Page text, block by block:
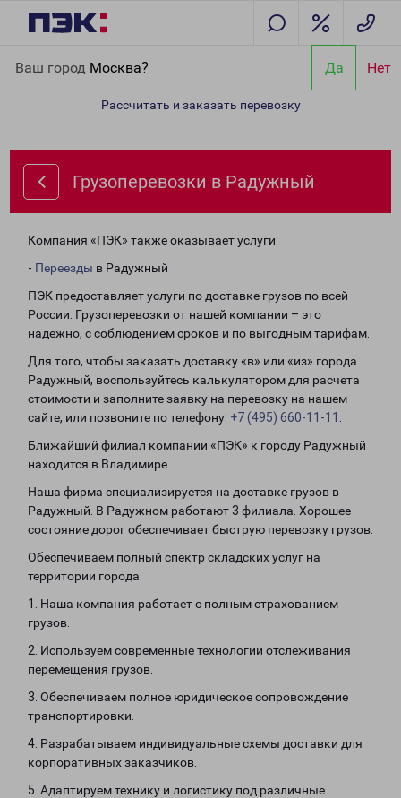
Ваш город Москва? Да Нет
Рассчитать и заказать перевозку
Грузоперевозки в Радужный
Компания «ПЭК» также оказывает услуги:
- Переезды в Радужный
ПЭК предоставляет услуги по доставке грузов по всей
России. Грузоперевозки от нашей компании – это
надежно, с соблюдением сроков и по выгодным тарифам.
Для того, чтобы заказать доставку «в» или «из» города
Радужный, воспользуйтесь калькулятором для расчета
стоимости и заполните заявку на перевозку на нашем
сайте, или позвоните по телефону: +7 (495) 660-11-11
Ближайший филиал компании «ПЭК» к городу Радужный
находится в Владимире.
Наша фирма специализируется на доставке грузов в
Радужный. В Радужном работают 3 филиала. Хорошее
состояние дорог обеспечивает быструю перевозку грузов.
Обеспечиваем полный спектр складских услуг на
территории города.
1. Наша компания работает с полным страхованием
грузов.
2. Используем современные технологии отслеживания
перемещения грузов.
3. Обеспечиваем полное юридическое сопровождение
транспортировки.
4. Разрабатываем индивидуальные схемы доставки для
корпоративных заказчиков.
5. Адаптируем технику и логистику под различные